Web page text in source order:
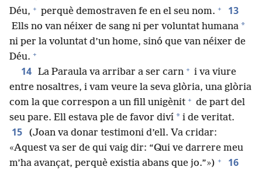
Déu, + perquè demostraven fe en el seu nom. + 13
Ells no van néixer de sang ni per voluntat humana *
ni per la voluntat d’un home, sinó que van néixer de
Déu. +
14 La Paraula va arribar a ser carn + i va viure
entre nosaltres, i vam veure la seva glòria, una glòria
com la que correspon a un fill unigènit + de part del
seu pare. Ell estava ple de favor diví * i de veritat.
15
(Joan va donar testimoni d’ell. Va cridar:
«Aquest va ser de qui vaig dir: “Qui ve darrere meu
m’ha avançat, perquè existia abans que jo.”») + 16